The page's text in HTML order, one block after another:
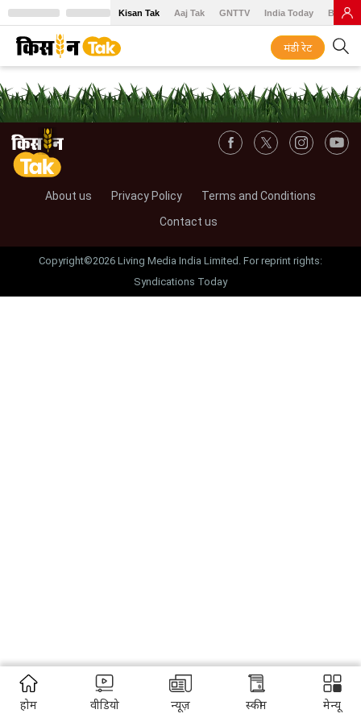
Kisan Tak Aaj Tak GNTTV India Today BT
मंडी रेट
About us Privacy Policy
Terms and Conditions
Contact us
Copyright©2026 Living Media India Limited. For reprint rights:
Syndications Today
होम वीडियो न्यूज़ स्कीम मेन्यू